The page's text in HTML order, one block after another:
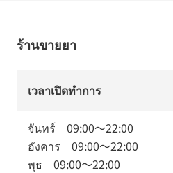
ร้านขายยา
เวลาเปิดทำการ
จันทร์ 09:00～22:00
อังคาร 09:00～22:00
พุธ 09:00～22:00